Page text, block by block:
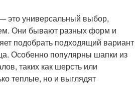
это универсальный выбор,
Они бывают разных форм и
подобрать подходящий вариант
Особенно популярны шапки из
таких как шерсть или
теплые, но и выглядят